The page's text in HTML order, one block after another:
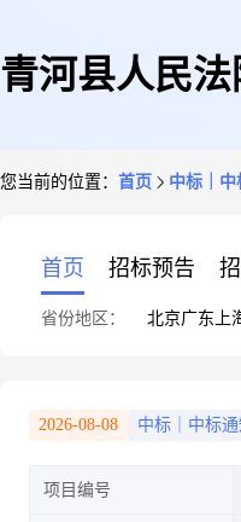
青河县人民
您当前的位置： 首页 中标｜中
首页 招标预告
省份地区： 北京广东 上
2026-08-08 中标｜中标通
项目编号